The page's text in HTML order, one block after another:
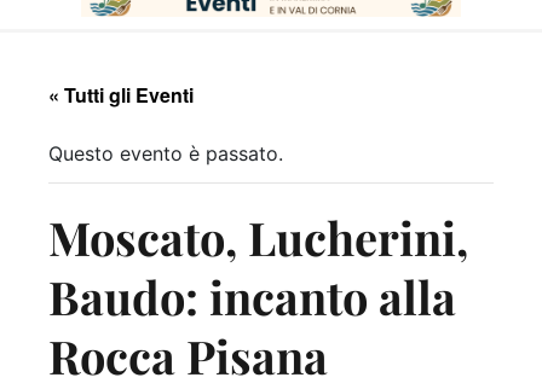
« Tutti gli Eventi
Questo evento è passato.
Moscato, Lucherini,
Baudo: incanto alla
Rocca Pisana